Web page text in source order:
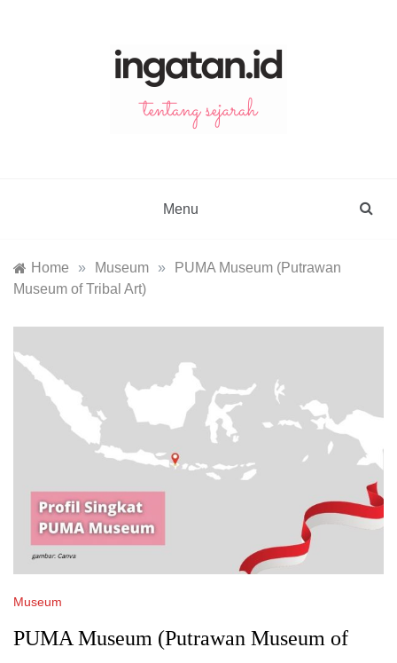
Menu
Home » Museum »
PUMA Museum (Putrawan
Museum of Tribal Art)
Museum
PUMA Museum (Putrawan Museum of